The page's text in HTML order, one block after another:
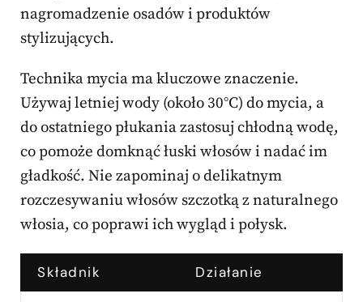
nagromadzenie osadów i produktów
stylizujących.
Technika mycia ma kluczowe znaczenie.
Używaj letniej wody (około 30°C) do mycia, a
do ostatniego płukania zastosuj chłodną wodę,
co pomoże domknąć łuski włosów i nadać im
gładkość. Nie zapominaj o delikatnym
rozczesywaniu włosów szczotką z naturalnego
włosia, co poprawi ich wygląd i połysk.
Składnik Działanie